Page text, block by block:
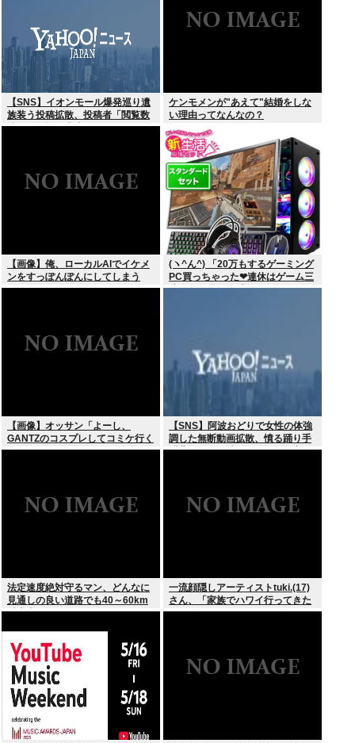
【SNS】イオンモール爆発巡り遺
族装う投稿拡散、投稿者「閲覧数
稼ぎや承認欲求止まらなくなっ
ケンモメンが"あえて"結婚をしな
い理由ってなんなの？
【画像】俺、ローカルAIでイケメ
ンをすっぽんぽんにしてしまう
www
(ヽ^ん^) 「20万もするゲーミング
PC買っちゃった❤連休はゲーム三
昧だ」一週間後「お届け物でー
【画像】オッサン「よーし、
GANTZのコスプレしてコミケ行く
かー」
【SNS】阿波おどりで女性の体強
調した無断動画拡散、憤る踊り手
「悲しいし気持ち悪い」…警察へ
法定速度絶対守るマン、どんなに
見通しの良い道路でも40～60km
以上出さない
一流顔隠しアーティストtuki.(17)
さん、「家族でハワイ行ってきた
w」 自己顕示欲がどんどん抑えら